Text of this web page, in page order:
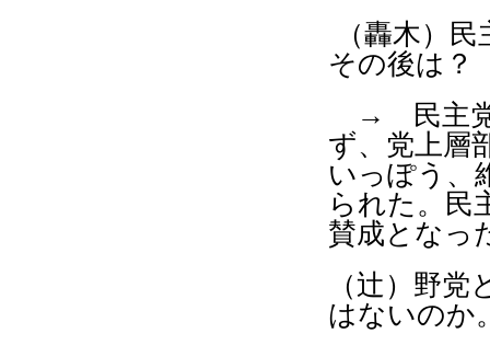
（轟木）民
その後は？
→ 民主党
ず、党上層
いっぽう、
られた。民
賛成となっ
（辻）野
はないのか